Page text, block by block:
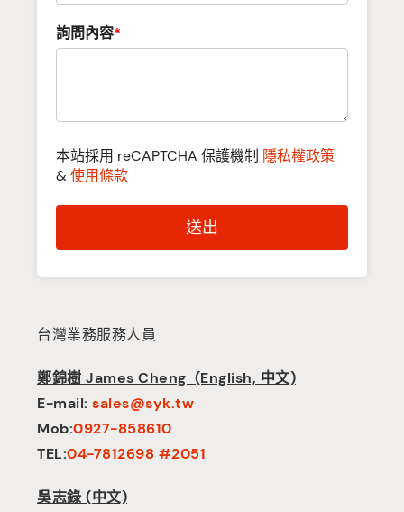
詢問內容*
本站採用 reCAPTCHA 保護機制 隱私權政策
&使用條款
送出
台灣業務服務人員
鄭錦樹 James Cheng (English, 中文)
E-mail: sales@syk.tw
Mob:0927-858610
TEL:04-7812698 #2051
吳志錄 (中文)